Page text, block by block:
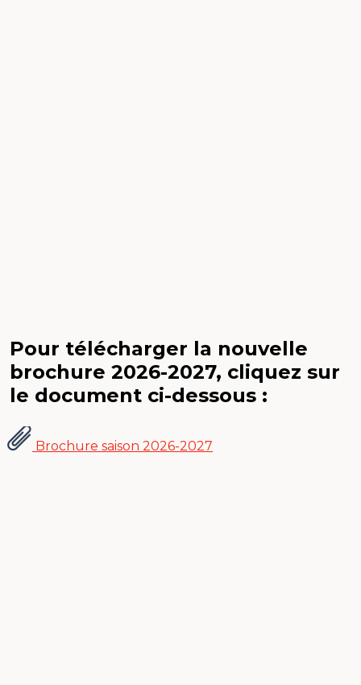
Pour télécharger la nouvelle
brochure 2026-2027, cliquez sur
le document ci-dessous :
Brochure saison 2026-2027